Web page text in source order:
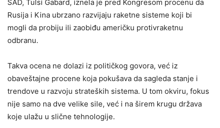
SAD, Tulsi Gabard, iznela je pred Kongresom procenu da
Rusija i Kina ubrzano razvijaju raketne sisteme koji bi
mogli da probiju ili zaobiđu američku protivraketnu
odbranu.
Takva ocena ne dolazi iz političkog govora, već iz
obaveštajne procene koja pokušava da sagleda stanje i
trendove u razvoju strateških sistema. U tom okviru, fokus
nije samo na dve velike sile, već i na širem krugu država
koje ulažu u slične tehnologije.